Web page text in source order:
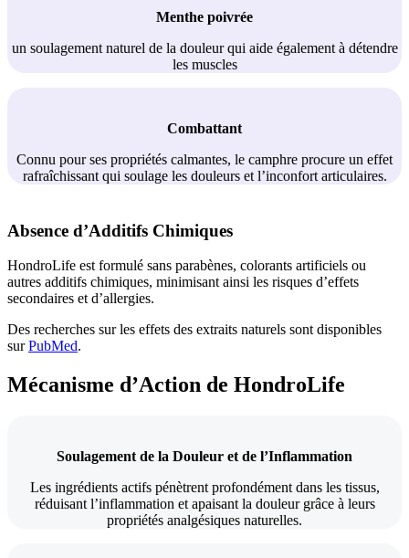
Menthe poivrée
un soulagement naturel de la douleur qui aide également à détendre
les muscles
Combattant
Connu pour ses propriétés calmantes, le camphre procure un effet
rafraîchissant qui soulage les douleurs et l’inconfort articulaires.
Absence d’Additifs Chimiques
HondroLife est formulé sans parabènes, colorants artificiels ou
autres additifs chimiques, minimisant ainsi les risques d’effets
secondaires et d’allergies.
Des recherches sur les effets des extraits naturels sont disponibles
surPubMed.
Mécanisme d’Action de HondroLife
Soulagement de la Douleur et de l’Inflammation
Les ingrédients actifs pénètrent profondément dans les tissus,
réduisant l’inflammation et apaisant la douleur grâce à leurs
propriétés analgésiques naturelles.